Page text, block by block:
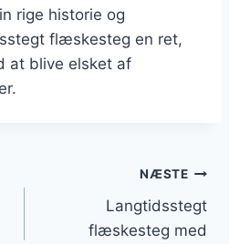
rige historie og
flæskesteg en ret,
at blive elsket af
NÆSTE
Langtidsstegt
flæskesteg med